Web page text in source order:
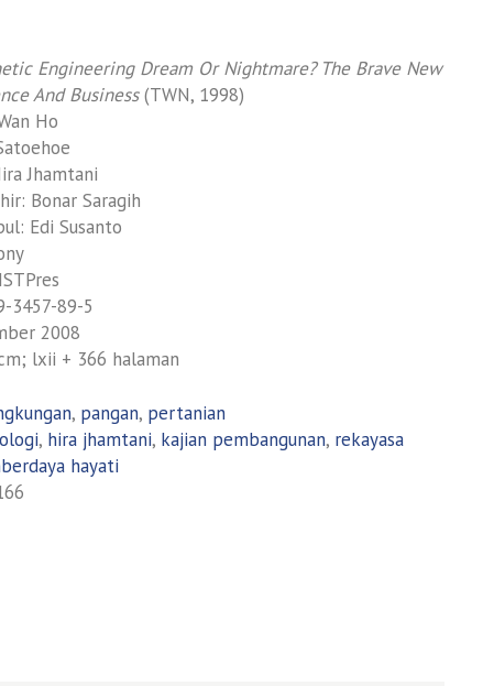
Engineering Dream Or Nightmare? The Brave New
And Business(TWN, 1998)
Ho
Jhamtani
Bonar Saragih
Edi Susanto
3457-89-5
2008
lxii + 366 halaman
, pangan, pertanian
, hira jhamtani, kajian pembangunan, rekayasa
hayati